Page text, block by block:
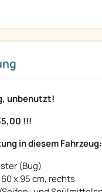
unbenutzt!
!!!
in diesem Fahrzeug:
(Bug)
x 95 cm, rechts